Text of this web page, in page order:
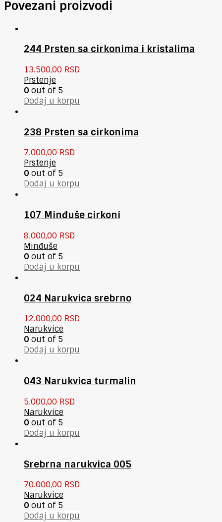
Povezani proizvodi
244 Prsten sa cirkonima i kristalima
13.500,00 RSD
Prstenje
0 out of 5
Dodaj u korpu
238 Prsten sa cirkonima
7.000,00 RSD
Prstenje
0 out of 5
Dodaj u korpu
107 Minđuše cirkoni
8.000,00 RSD
Minđuše
0 out of 5
Dodaj u korpu
024 Narukvica srebrno
12.000,00 RSD
Narukvice
0 out of 5
Dodaj u korpu
043 Narukvica turmalin
5.000,00 RSD
Narukvice
0 out of 5
Dodaj u korpu
Srebrna narukvica 005
70.000,00 RSD
Narukvice
0 out of 5
Dodaj u korpu